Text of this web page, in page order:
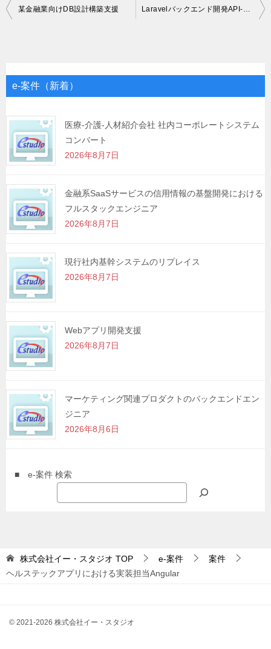
投
ゲ
シ
ョ
ン
某金融業向けDB設計構築支援 Laravelバックエンド開発API-管理画面
e-案件（新着）
医療-介護-人材紹介会社 社内コーポレートシステム
コンバート
2026年8月7日
金融系SaaSサービスの信用情報の基盤開発における
フルスタックエンジニア
2026年8月7日
現行社内基幹システムのリプレイス
2026年8月7日
Webアプリ開発支援
2026年8月7日
マーケティング関連プロダクトのバックエンドエン
ジニア
2026年8月6日
■ e-案件 検索
株式会社イー・スタジオ TOP e-案件
案件
ヘルステックアプリにおける実装担当Angular
© 2021-2026 株式会社イー・スタジオ